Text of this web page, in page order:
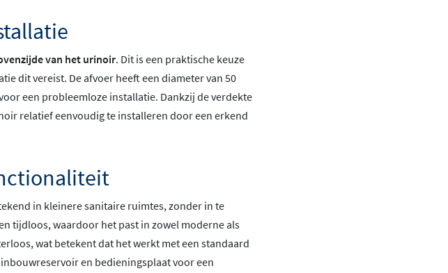
van het urinoir. Dit is een praktische keuze
dit vereist. De afvoer heeft een diameter van 50
een probleemloze installatie. Dankzij de verdekte
relatief eenvoudig te installeren door een erkend
in kleinere sanitaire ruimtes, zonder in te
tijdloos, waardoor het past in zowel moderne als
wat betekent dat het werkt met een standaard
en bedieningsplaat voor een